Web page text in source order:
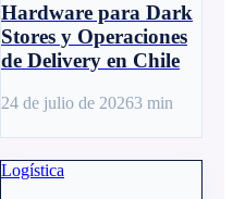
Hardware para Dark
Stores y Operaciones
de Delivery en Chile
24 de julio de 20263 min
Logística